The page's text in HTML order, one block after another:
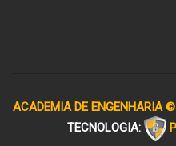
ACADEMIA DE ENGENHARIA
TECNOLOGIA: